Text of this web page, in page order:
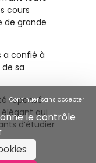
cours
de grande
a confié à
sa
repensé
qui
d’étudier
le contrôle
Continuer sans accepter